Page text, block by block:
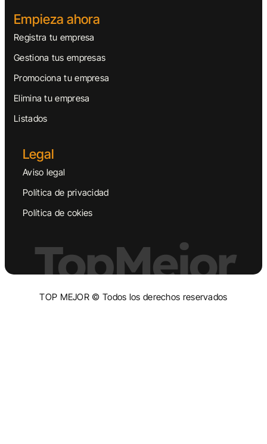
Empieza ahora
Registra tu empresa
Gestiona tus empresas
Promociona tu empresa
Elimina tu empresa
Listados
Legal
Aviso legal
Política de privacidad
Política de cokies
TopMejor
TOP MEJOR © Todos los derechos reservados